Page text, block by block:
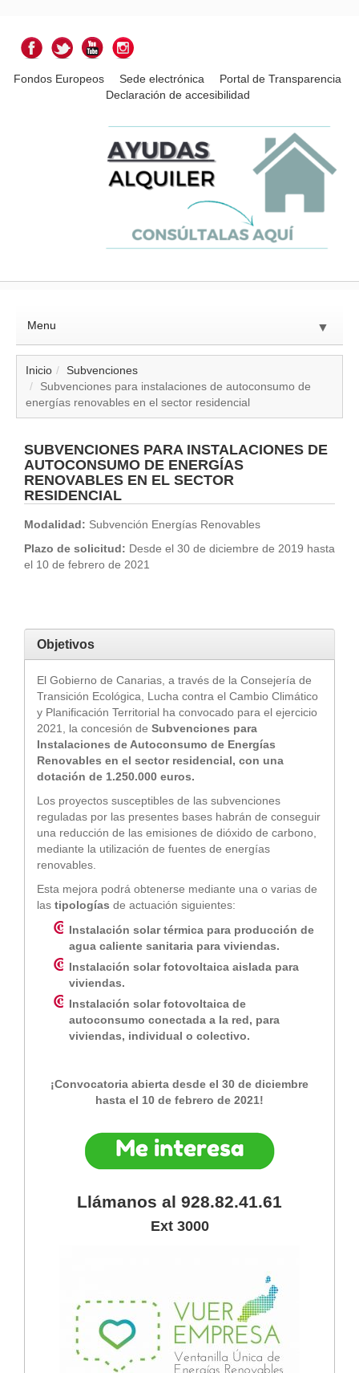
Fondos Europeos Sede electrónica
Portal de Transparencia
Declaración de accesibilidad
Menu ▼
▼
Inicio
Subvenciones
Subvenciones para instalaciones de autoconsumo de
energías renovables en el sector residencial
SUBVENCIONES PARA INSTALACIONES DE
AUTOCONSUMO DE ENERGÍAS
RENOVABLES EN EL SECTOR
RESIDENCIAL
Modalidad: Subvención Energías Renovables
Plazo de solicitud: Desde el 30 de diciembre de 2019 hasta
el 10 de febrero de 2021
Objetivos
El Gobierno de Canarias, a través de la Consejería de
Transición Ecológica, Lucha contra el Cambio Climático
y Planificación Territorial ha convocado para el ejercicio
2021, la concesión de Subvenciones para
Instalaciones de Autoconsumo de Energías
Renovables en el sector residencial, con una
dotación de 1.250.000 euros.
Los proyectos susceptibles de las subvenciones
reguladas por las presentes bases habrán de conseguir
una reducción de las emisiones de dióxido de carbono,
mediante la utilización de fuentes de energías
renovables.
Esta mejora podrá obtenerse mediante una o varias de
las tipologías de actuación siguientes:
Instalación solar térmica para producción de
agua caliente sanitaria para viviendas.
Instalación solar fotovoltaica aislada para
viviendas.
Instalación solar fotovoltaica de
autoconsumo conectada a la red, para
viviendas, individual o colectivo.
¡Convocatoria abierta desde el 30 de diciembre
hasta el 10 de febrero de 2021!
Llámanos al 928.82.41.61
Ext 3000